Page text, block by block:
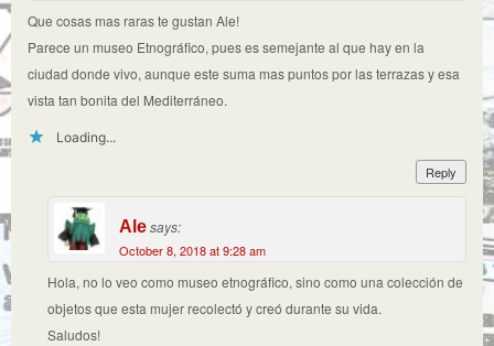
Que cosas mas raras te gustan Ale!
Parece un museo Etnográfico, pues es semejante al que hay en la
ciudad donde vivo, aunque este suma mas puntos por las terrazas y esa
vista tan bonita del Mediterráneo.
Loading...
Reply
Alesays:
October 8, 2018 at 9:28 am
Hola, no lo veo como museo etnográfico, sino como una colección de
objetos que esta mujer recolectó y creó durante su vida.
Saludos!